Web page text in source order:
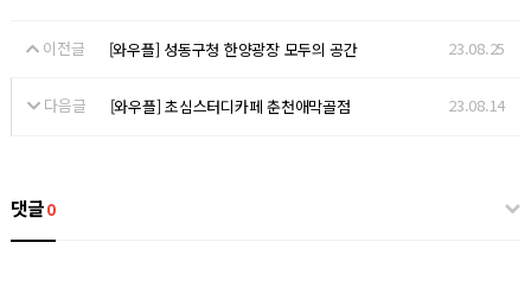
이전글 [와우플] 성동구청 한양광장 모두의 공간 23.08.25
다음글 [와우플] 초심스터디카페 춘천애막골점 23.08.14
댓글0